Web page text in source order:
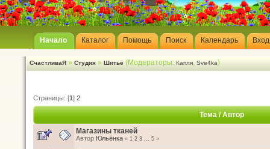
Начало Каталог Помощь Поиск Календарь Вход
СчастливаЯ » Студия » Шитьё (Модераторы: Капля, Sve4ka)
Страницы: [1] 2
Тема/Автор
Магазины тканей
Автор Юльёнка « 1 2 3 ... 5 »